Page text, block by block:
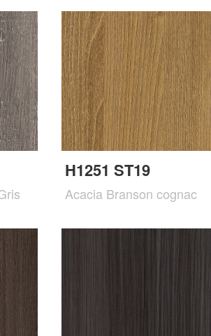
H1251 ST19
Acacia Branson cognac